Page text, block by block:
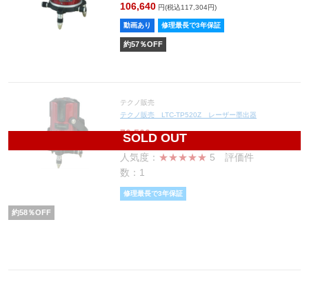
106,640 円(税込117,304円)
動画あり 修理最長で3年保証
約57％OFF
SOLD OUT
テクノ販売
テクノ販売 LTC-TP520Z レーザー墨出器
70,560円(税込77,616円)
人気度： ★★★★★ 5 評価件
数：1
修理最長で3年保証
約58％OFF